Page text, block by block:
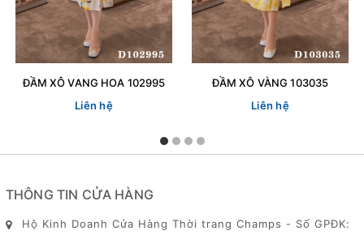
ĐẦM XÔ VANG HOA 102995
Liên hệ
ĐẦM XÔ VÀNG 103035
Liên hệ
THÔNG TIN CỬA HÀNG
Hộ Kinh Doanh Cửa Hàng Thời trang Champs - Số GPĐK: